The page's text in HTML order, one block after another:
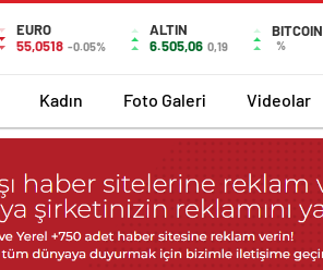
EURO
55,0518 -0.05%
ALTIN
6.505,06 0,19
BITCOIN
%
Kadın Foto Galeri Videolar